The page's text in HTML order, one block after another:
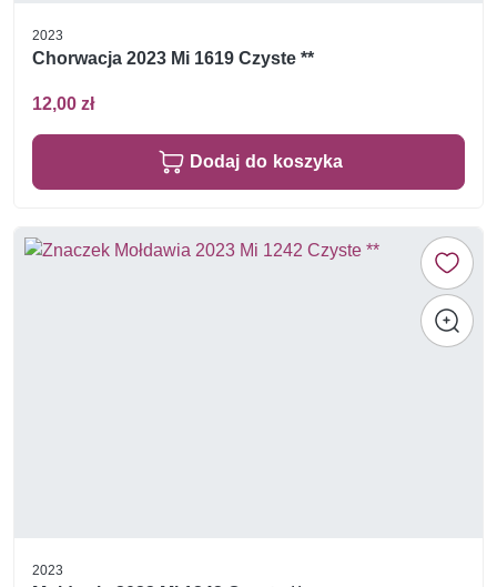
2023
Chorwacja 2023 Mi 1619 Czyste **
12,00 zł
Dodaj do koszyka
2023